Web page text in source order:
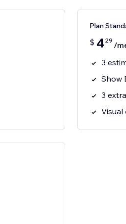
Plan
$ 4 29 /
3
Show
3